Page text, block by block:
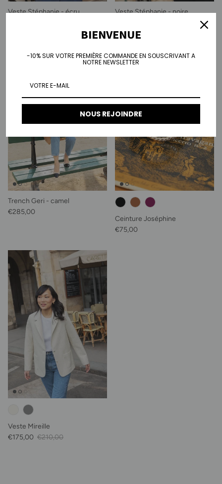
Veste Stéphanie - écru
Veste Stéphanie - noire
Trench Geri - camel
Prix habituel
€285,00
Ceinture Joséphine
Prix habituel
€75,00
Veste Mireille
Prix soldé
€175,00 Prix habituel
€210,00
BIENVENUE
-10% SUR VOTRE PREMIÈRE COMMANDE EN SOUSCRIVANT A
NOTRE NEWSLETTER
NOUS REJOINDRE